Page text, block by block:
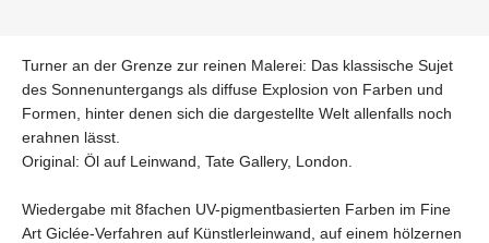
Turner an der Grenze zur reinen Malerei: Das klassische Sujet
des Sonnenuntergangs als diffuse Explosion von Farben und
Formen, hinter denen sich die dargestellte Welt allenfalls noch
erahnen lässt.
Original: Öl auf Leinwand, Tate Gallery, London.
Wiedergabe mit 8fachen UV-pigmentbasierten Farben im Fine
Art Giclée-Verfahren auf Künstlerleinwand, auf einem hölzernen